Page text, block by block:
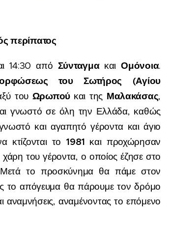
περίπατος
14:30 από Σύνταγμα καιΟμόνοια.
του Σωτήρος (Αγίου
του Ωρωπού και της Μαλακάσας,
γνωστό σε όλη την Ελλάδα, καθώς
και αγαπητό γέροντα και άγιο
κτίζονται το 1981 και προχώρησαν
του γέροντα, ο οποίος έζησε στο
Μετά το προσκύνημα θα πάμε στον
το απόγευμα θα πάρουμε τον δρόμο
αναμνήσεις, αναμένοντας το επόμενο